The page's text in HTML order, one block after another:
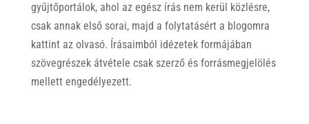
gyűjtőportálok, ahol az egész írás nem kerül közlésre,
csak annak első sorai, majd a folytatásért a blogomra
kattint az olvasó. Írásaimból idézetek formájában
szövegrészek átvétele csak szerző és forrásmegjelölés
mellett engedélyezett.